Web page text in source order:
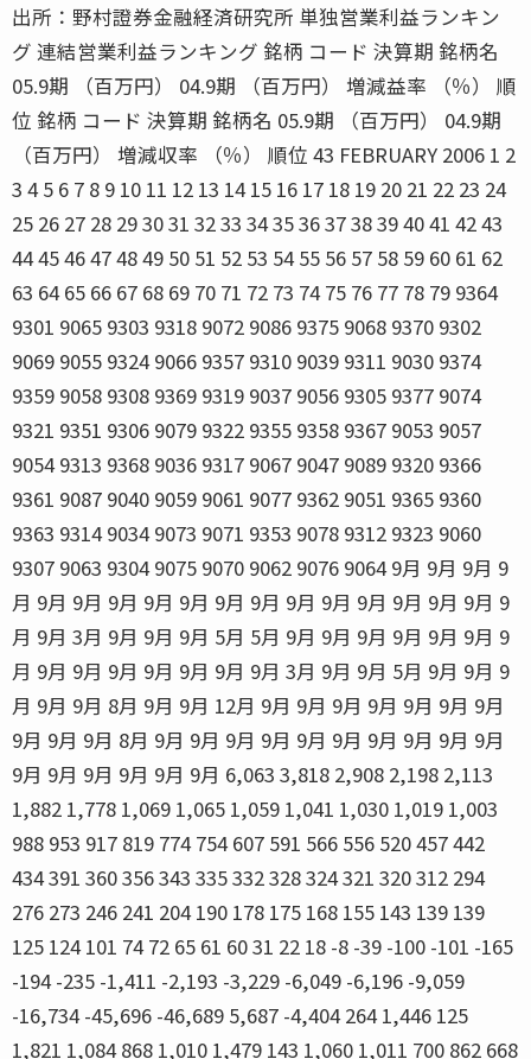
出所：野村證券金融経済研究所 単独営業利益ランキン
グ 連結営業利益ランキング 銘柄 コード 決算期 銘柄名
05.9期 （百万円） 04.9期 （百万円） 増減益率 （％） 順
位 銘柄 コード 決算期 銘柄名 05.9期 （百万円） 04.9期
（百万円） 増減収率 （％） 順位 43 FEBRUARY 2006 1 2
3 4 5 6 7 8 9 10 11 12 13 14 15 16 17 18 19 20 21 22 23 24
25 26 27 28 29 30 31 32 33 34 35 36 37 38 39 40 41 42 43
44 45 46 47 48 49 50 51 52 53 54 55 56 57 58 59 60 61 62
63 64 65 66 67 68 69 70 71 72 73 74 75 76 77 78 79 9364
9301 9065 9303 9318 9072 9086 9375 9068 9370 9302
9069 9055 9324 9066 9357 9310 9039 9311 9030 9374
9359 9058 9308 9369 9319 9037 9056 9305 9377 9074
9321 9351 9306 9079 9322 9355 9358 9367 9053 9057
9054 9313 9368 9036 9317 9067 9047 9089 9320 9366
9361 9087 9040 9059 9061 9077 9362 9051 9365 9360
9363 9314 9034 9073 9071 9353 9078 9312 9323 9060
9307 9063 9304 9075 9070 9062 9076 9064 9月 9月 9月 9
月 9月 9月 9月 9月 9月 9月 9月 9月 9月 9月 9月 9月 9月 9
月 9月 3月 9月 9月 9月 5月 5月 9月 9月 9月 9月 9月 9月 9
月 9月 9月 9月 9月 9月 9月 9月 3月 9月 9月 5月 9月 9月 9
月 9月 9月 8月 9月 9月 12月 9月 9月 9月 9月 9月 9月 9月
9月 9月 9月 8月 9月 9月 9月 9月 9月 9月 9月 9月 9月 9月
9月 9月 9月 9月 9月 9月 6,063 3,818 2,908 2,198 2,113
1,882 1,778 1,069 1,065 1,059 1,041 1,030 1,019 1,003
988 953 917 819 774 754 607 591 566 556 520 457 442
434 391 360 356 343 335 332 328 324 321 320 312 294
276 273 246 241 204 190 178 175 168 155 143 139 139
125 124 101 74 72 65 61 60 31 22 18 -8 -39 -100 -101 -165
-194 -235 -1,411 -2,193 -3,229 -6,049 -6,196 -9,059
-16,734 -45,696 -46,689 5,687 -4,404 264 1,446 125
1,821 1,084 868 1,010 1,479 143 1,060 1,011 700 862 668